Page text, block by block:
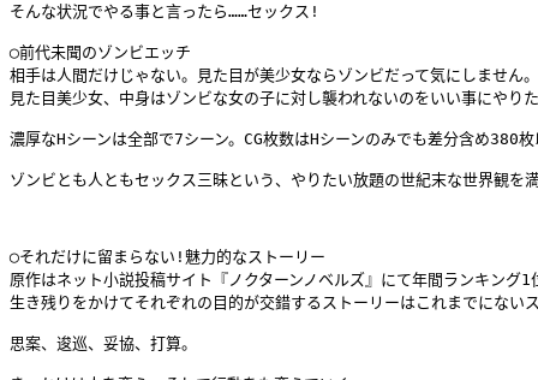
そんな状況でやる事と言ったら……セックス!
◯前代未聞のゾンビエッチ
相手は人間だけじゃない。見た目が美少女ならゾンビだって気にしません。
見た目美少女、中身はゾンビな女の子に対し襲われないのをいい事にやり
濃厚なHシーンは全部で7シーン。CG枚数はHシーンのみでも差分含め380
ゾンビとも人ともセックス三昧という、やりたい放題の世紀末な世界観を
◯それだけに留まらない!魅力的なストーリー
原作はネット小説投稿サイト『ノクターンノベルズ』にて年間ランキング
生き残りをかけてそれぞれの目的が交錯するストーリーはこれまでにな
思案、逡巡、妥協、打算。